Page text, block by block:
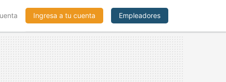
Ingresa a tu cuenta Empleadores